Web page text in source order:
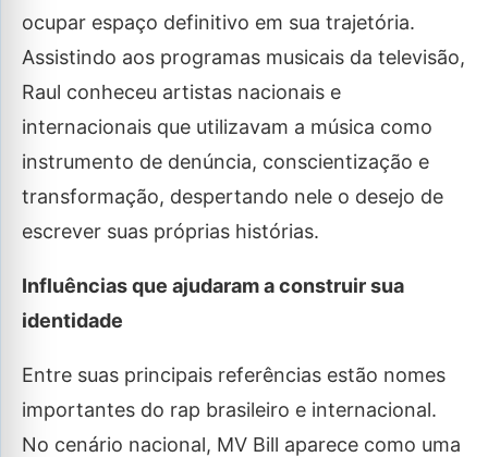
ocupar espaço definitivo em sua trajetória.
Assistindo aos programas musicais da televisão,
Raul conheceu artistas nacionais e
internacionais que utilizavam a música como
instrumento de denúncia, conscientização e
transformação, despertando nele o desejo de
escrever suas próprias histórias.
Influências que ajudaram a construir sua
identidade
Entre suas principais referências estão nomes
importantes do rap brasileiro e internacional.
No cenário nacional, MV Bill aparece como uma